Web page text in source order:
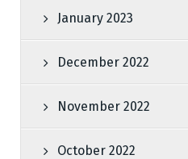
January 2023
December 2022
November 2022
October 2022